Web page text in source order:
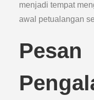
menjadi tempat
awal petualangan
Pesan